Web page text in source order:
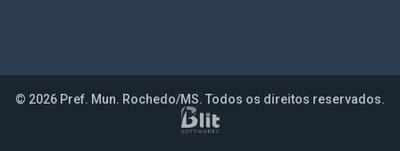
© 2026 Pref. Mun. Rochedo/MS. Todos os direitos reservados.